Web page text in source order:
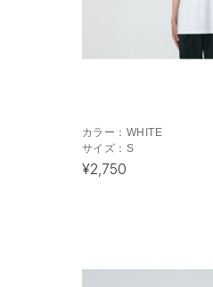
カラー： WHITE
サイズ： S
¥2,750